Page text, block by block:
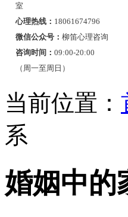
室
心理热线： 18061674796
微信公众号： 柳笛心理咨询
咨询时间： 09:00-20:00
（周一至周日）
当前位置：
系
婚姻中的